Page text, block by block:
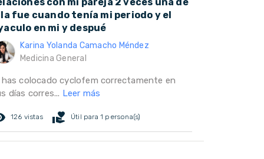
fue cuando tenía mi periodo y el
en mi y despué
Karina Yolanda Camacho Méndez
Medicina General
has colocado cyclofem correctamente en
días corres... Leer más
126 vistas volunteer_activism Útil para 1 persona(s)